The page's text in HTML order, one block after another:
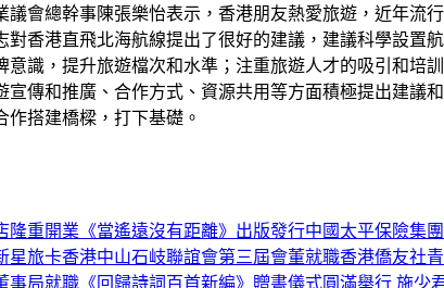
會總幹事陳張樂怡表示，香港朋友熱愛旅遊，近年流
香港直飛北海航線提出了很好的建議，建議科學設置
識，提升旅遊檔次和水準；注重旅遊人才的吸引和培
傳和推廣、合作方式、資源共用等方面積極提出建議
搭建橋樑，打下基礎。
隆重開業 《當遙遠沒有距離》出版發行中國太平保險集
星旅卡香港中山石岐聯誼會第三屆會董就職香港僑友社
事局就職 《回歸詩詞百首新編》贈書儀式圓滿舉行 施少